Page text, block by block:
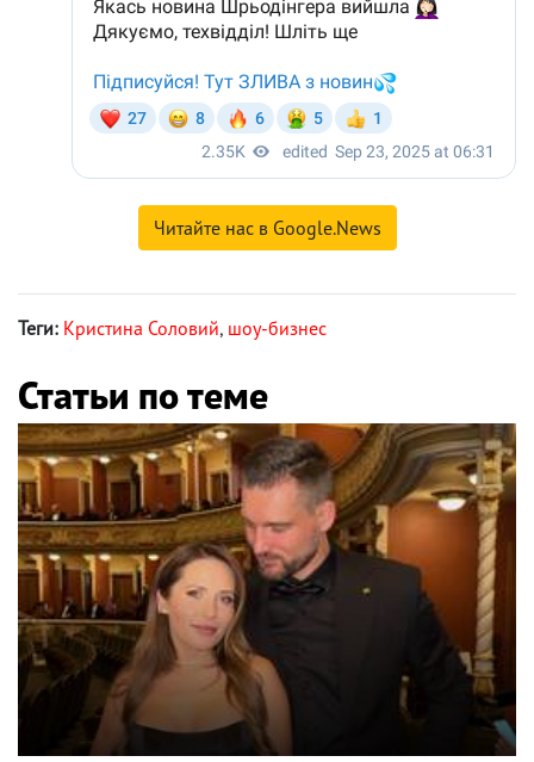
Читайте нас в Google.News
Теги: Кристина Соловий, шоу-бизнес
Статьи по теме